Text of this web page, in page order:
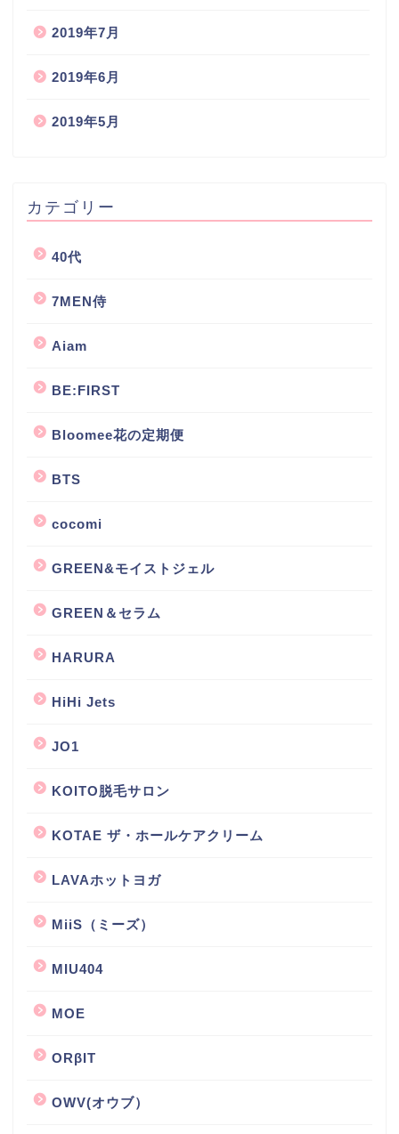
2019年7月
2019年6月
2019年5月
カテゴリー
40代
7MEN侍
Aiam
BE:FIRST
Bloomee花の定期便
BTS
cocomi
GREEN&モイストジェル
GREEN＆セラム
HARURA
HiHi Jets
JO1
KOITO脱毛サロン
KOTAE ザ・ホールケアクリーム
LAVAホットヨガ
MiiS（ミーズ）
MIU404
MOE
ORβIT
OWV(オウブ）